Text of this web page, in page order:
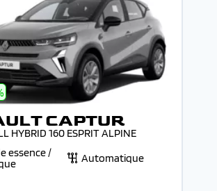
CAPTUR
HYBRID 160 ESPRIT ALPINE
essence /
Automatique